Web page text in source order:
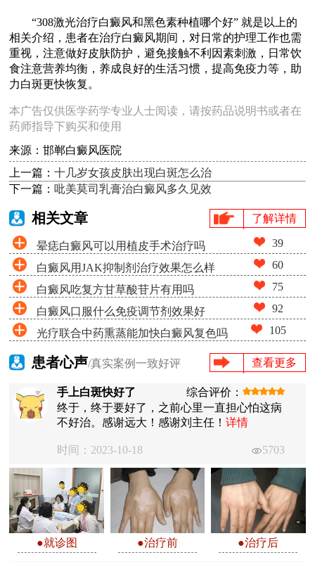
“308激光治疗白癜风和黑色素种植哪个好” 就是以上的
相关介绍，患者在治疗白癜风期间，对日常的护理工作也需
重视，注意做好皮肤防护，避免接触不利因素刺激，日常饮
食注意营养均衡，养成良好的生活习惯，提高免疫力等，助
力白斑更快恢复。
本广告仅供医学药学专业人士阅读，请按药品说明书或者在
药师指导下购买和使用
来源：邯郸白癜风医院
上一篇：十几岁女孩皮肤出现白斑怎么治
下一篇： 吡美莫司乳膏治白癜风多久见效
相关文章 了解详情
晕痣白癜风可以用植皮手术治疗吗 39
白癜风用JAK抑制剂治疗效果怎么样 60
白癜风吃复方甘草酸苷片有用吗 75
白癜风口服什么免疫调节剂效果好 92
光疗联合中药熏蒸能加快白癜风复色吗 105
患者心声/真实案例一致好评 查看更多
手上白斑快好了
综合评价：
终于，终于要好了，之前心里一直担心怕这病
不好治。感谢远大！感谢刘主任！详情
时间：2023-10-18 5703
●就诊图 ●治疗前 ●治疗后